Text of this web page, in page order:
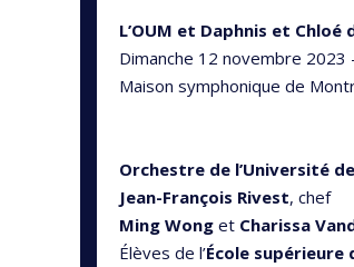
L’OUM et Daphnis et Chloé
Dimanche 12 novembre 2023
Maison symphonique de
Orchestre de l’Université
Jean-François Rivest, chef
Ming Wong et Charissa
Élèves de l’École supérieure